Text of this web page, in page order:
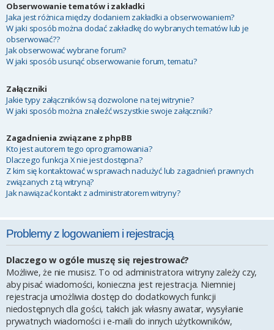
Obserwowanie tematów i zakładki
Jaka jest różnica między dodaniem zakładki a obserwowaniem?
W jaki sposób można dodać zakładkę do wybranych tematów lub je
obserwować??
Jak obserwować wybrane forum?
W jaki sposób usunąć obserwowanie forum, tematu?
Załączniki
Jakie typy załączników są dozwolone na tej witrynie?
W jaki sposób można znaleźć wszystkie swoje załączniki?
Zagadnienia związane z phpBB
Kto jest autorem tego oprogramowania?
Dlaczego funkcja X nie jest dostępna?
Z kim się kontaktować w sprawach nadużyć lub zagadnień prawnych
związanych z tą witryną?
Jak nawiązać kontakt z administratorem witryny?
Problemy z logowaniem i rejestracją
Dlaczego w ogóle muszę się rejestrować?
Możliwe, że nie musisz. To od administratora witryny zależy czy,
aby pisać wiadomości, konieczna jest rejestracja. Niemniej
rejestracja umożliwia dostęp do dodatkowych funkcji
niedostępnych dla gości, takich jak własny awatar, wysyłanie
prywatnych wiadomości i e-maili do innych użytkowników,